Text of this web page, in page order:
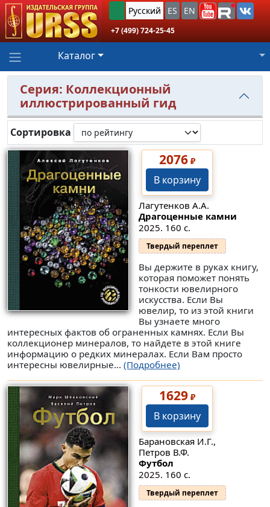
Русский ES EN
+7 (499) 724-25-45
Каталог
Серия: Коллекционный
иллюстрированный гид
Сортировка
2076₽
В корзину
Лагутенков А.А.
Драгоценные камни
2025. 160 с.
Твердый переплет
Вы держите в руках книгу,
которая поможет понять
тонкости ювелирного
искусства. Если Вы
ювелир, то из этой книги
Вы узнаете много
интересных фактов об ограненных камнях. Если Вы
коллекционер минералов, то найдете в этой книге
информацию о редких минералах. Если Вам просто
интересны ювелирные... (Подробнее)
1629₽
В корзину
Барановская И.Г.,
Петров В.Ф.
Футбол
2025. 160 с.
Твердый переплет